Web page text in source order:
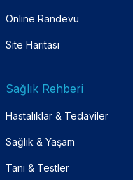
Online Randevu
Site Haritası
Sağlık Rehberi
Hastalıklar & Tedaviler
Sağlık & Yaşam
Tanı & Testler